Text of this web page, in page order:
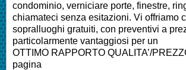
condominio, verniciare porte, finestre,
chiamateci senza esitazioni. Vi offriamo
sopralluoghi gratuiti, con preventivi a
particolarmente vantaggiosi per un
OTTIMO RAPPORTO QUALITA’/
pagina